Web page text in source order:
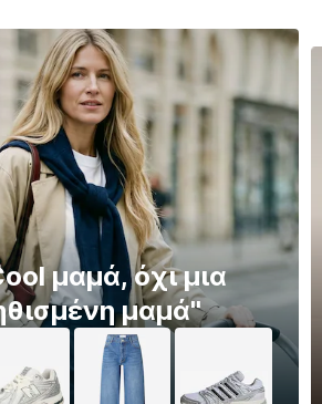
μαμά, όχι μια
μαμά''